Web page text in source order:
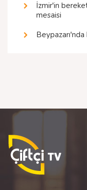
İzmir'in
mesaisi
Beypazarı'nda